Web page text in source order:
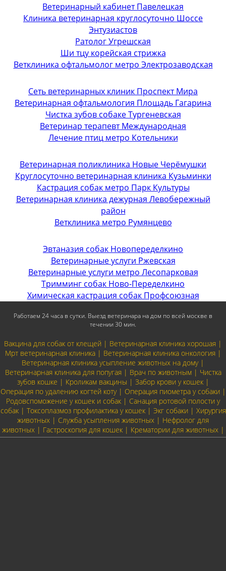
Ветеринарный кабинет Павелецкая
Клиника ветеринарная круглосуточно Шоссе
Энтузиастов
Ратолог Угрешская
Ши тцу корейская стрижка
Ветклиника офтальмолог метро Электрозаводская
Сеть ветеринарных клиник Проспект Мира
Ветеринарная офтальмология Площадь Гагарина
Чистка зубов собаке Тургеневская
Ветеринар терапевт Международная
Лечение птиц метро Котельники
Ветеринарная поликлиника Новые Черёмушки
Круглосуточно ветеринарная клиника Кузьминки
Кастрация собак метро Парк Культуры
Ветеринарная клиника дежурная Левобережный
район
Ветклиника метро Румянцево
Эвтаназия собак Новопеределкино
Ветеринарные услуги Ржевская
Ветеринарные услуги метро Лесопарковая
Тримминг собак Ново-Переделкино
Химическая кастрация собак Профсоюзная
Работаем 24 часа в сутки. Выезд ветеринара на дом по всей москве в
течении 30 мин.
Вакцина для собак от клещей | Ветеринарная клиника хорошая |
Мрт ветеринарная клиника | Ветеринарная клиника онкология |
Ветеринарная клиника усыпление животных на дому |
Ветеринарная клиника для попугая | Врач по животным | Чистка
зубов кошке | Кроликам вакцины | Забор крови у кошек |
Операция по удалению когтей коту | Операция пиометра у собаки |
Родовспоможение у кошек и собак | Санация ротовой полости у
собак | Токсоплазмоз профилактика у кошек | Экг собаки | Хирургия
животных | Служба усыпления животных | Нефролог для
животных | Гастроскопия для кошек | Крематории для животных |